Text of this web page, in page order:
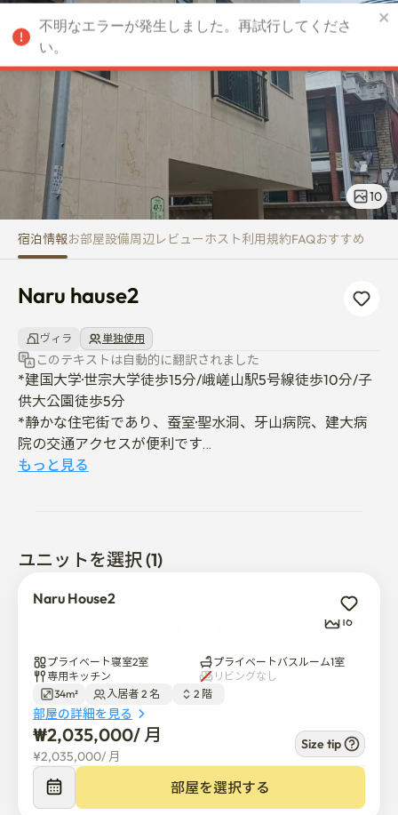
Naru hause2 JPY
10
宿泊情報お部屋設備周辺 レビューホスト利用規約FAQおすすめ
Naru hause2
ヴィラ 単独使用
このテキストは自動的に翻訳されました
*建国大学·世宗大学徒歩15分/峨嵯山駅5号線徒歩10分/子
供大公園徒歩5分
*静かな住宅街であり、蚕室·聖水洞、牙山病院、建大病
院の交通アクセスが便利です
* 新築建物 きれいな宿
もっと見る
ユニットを選択 (1)
Naru House2
16
プライベート寝室2室
プライベートバスルーム1室
専用キッチン
リビングなし
34m²
入居者 2 名 2 階
部屋の詳細を見る
₩2,035,000/ 月
¥2,035,000/ 月
Size tip
部屋を選択する
不明なエラーが発生しました。再試行してくださ
い。